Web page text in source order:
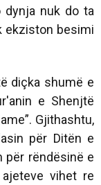
dynja nuk do ta
ekziston besimi
diçka shumë e
e Shenjtë
Gjithashtu,
për Ditën e
për rëndësinë e
vihet re